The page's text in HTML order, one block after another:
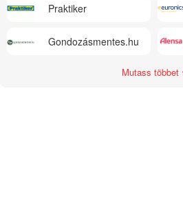
Praktiker
Gondozásmentes.hu
Mutass többet